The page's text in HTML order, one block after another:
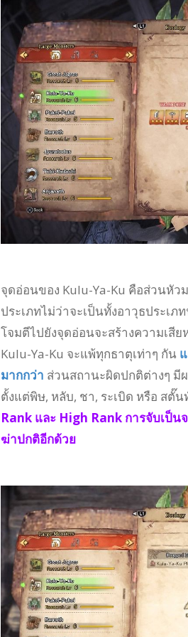
จุดอ่อนของ Kulu-Ya-Ku คือส่วนหั
ประเภทไม่ว่าจะเป็นทั้งอาวุธประเ
โจมตีไปยังจุดอ่อนจะสร้างความเสี
Kulu-Ya-Ku จะแพ้ทุกธาตุเท่าๆ กัน
มากกว่า ส่วนสถานะผิดปกติต่างๆ มี
ตั้งแต่พิษ, หลับ, ชา, ระเบิด หรือ สตั๊น
Rank และ High Rank การจับเป็น
ฆ่าปกติอีกด้วย